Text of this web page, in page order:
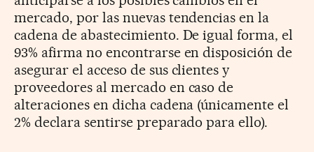
mercado, por las nuevas tendencias en la
cadena de abastecimiento. De igual forma, el
93% afirma no encontrarse en disposición de
asegurar el acceso de sus clientes y
proveedores al mercado en caso de
alteraciones en dicha cadena (únicamente el
2% declara sentirse preparado para ello).